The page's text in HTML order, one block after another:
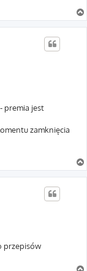
premia jest
zamknięcia
przepisów